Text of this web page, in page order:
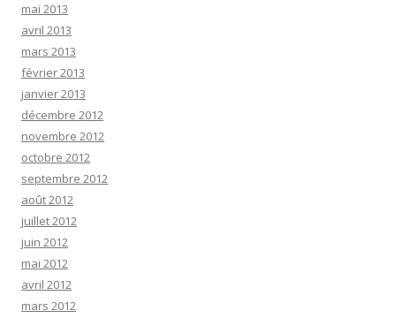
mai 2013
avril 2013
mars 2013
février 2013
janvier 2013
décembre 2012
novembre 2012
octobre 2012
septembre 2012
août 2012
juillet 2012
juin 2012
mai 2012
avril 2012
mars 2012